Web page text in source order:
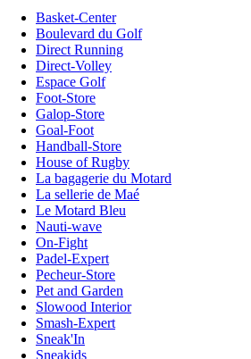
Basket-Center
Boulevard du Golf
Direct Running
Direct-Volley
Espace Golf
Foot-Store
Galop-Store
Goal-Foot
Handball-Store
House of Rugby
La bagagerie du Motard
La sellerie de Maé
Le Motard Bleu
Nauti-wave
On-Fight
Padel-Expert
Pecheur-Store
Pet and Garden
Slowood Interior
Smash-Expert
Sneak'In
Sneakids